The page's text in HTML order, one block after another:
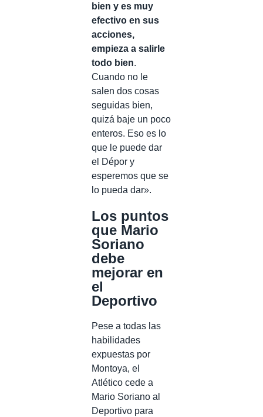
bien y es muy
efectivo en sus
acciones,
empieza a salirle
todo bien.
Cuando no le
salen dos cosas
seguidas bien,
quizá baje un poco
enteros. Eso es lo
que le puede dar
el Dépor y
esperemos que se
lo pueda dar».
Los puntos
que Mario
Soriano
debe
mejorar en
el
Deportivo
Pese a todas las
habilidades
expuestas por
Montoya, el
Atlético cede a
Mario Soriano al
Deportivo para